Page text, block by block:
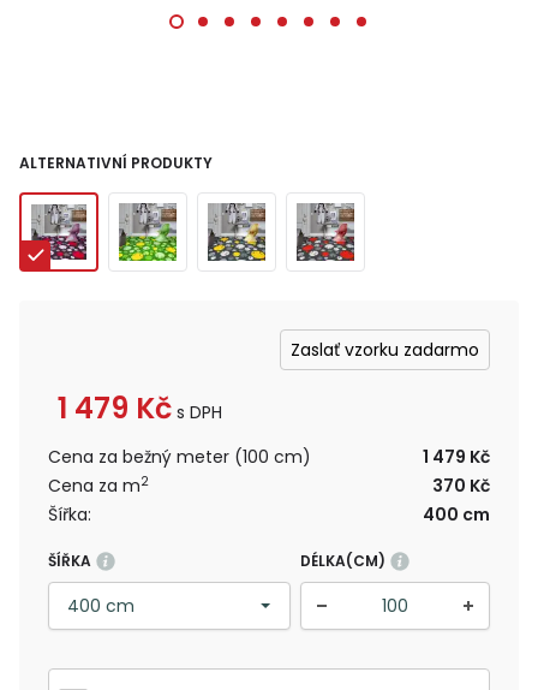
ALTERNATIVNÍ PRODUKTY
Zaslať vzorku zadarmo
1 479 Kč s DPH
Cena za bežný meter (100 cm)
1 479 Kč
Cena za m2
370 Kč
Šířka:
400 cm
ŠÍŘKA DÉLKA(CM)